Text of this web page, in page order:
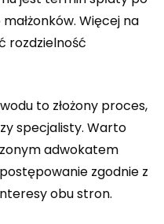
Więcej na
rozdzielność
to złożony proces,
specjalisty. Warto
adwokatem
zgodnie z
obu stron.